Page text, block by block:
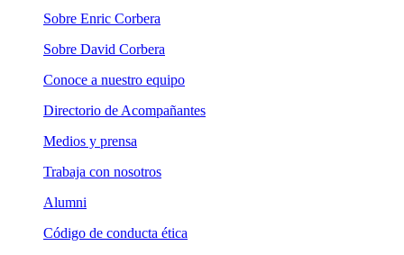
Sobre Enric Corbera
Sobre David Corbera
Conoce a nuestro equipo
Directorio de Acompañantes
Medios y prensa
Trabaja con nosotros
Alumni
Código de conducta ética